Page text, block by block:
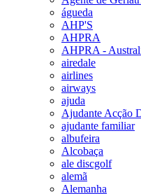
águeda
AHP'S
AHPRA
AHPRA -
airedale
airlines
airways
ajuda
Ajudante Acção
ajudante familiar
albufeira
Alcobaça
ale discgolf
alemã
Alemanha